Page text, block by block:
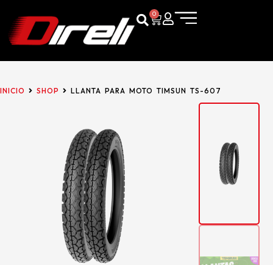
0
INICIO SHOP LLANTA PARA MOTO TIMSUN TS-607